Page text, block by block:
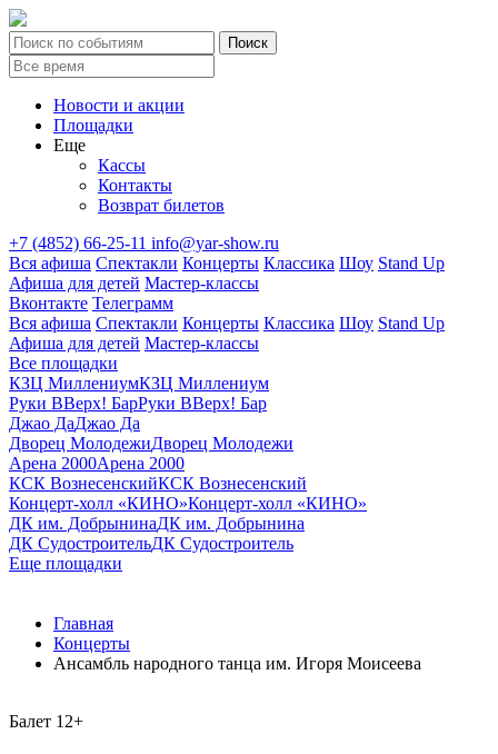
Новости и акции
Площадки
Еще
Кассы
Контакты
Возврат билетов
+7 (4852) 66-25-11 info@yar-show.ru
Вся афиша Спектакли Концерты Классика Шоу Stand Up
Афиша для детей Мастер-классы
Вконтакте Телеграмм
Вся афиша Спектакли Концерты Классика Шоу Stand Up
Афиша для детей Мастер-классы
Все площадки
КЗЦ МиллениумКЗЦ Миллениум
Руки ВВерх! БарРуки ВВерх! Бар
Джао ДаДжао Да
Дворец МолодежиДворец Молодежи
Арена 2000Арена 2000
КСК ВознесенскийКСК Вознесенский
Концерт-холл «КИНО»Концерт-холл «КИНО»
ДК им. ДобрынинаДК им. Добрынина
ДК СудостроительДК Судостроитель
Еще площадки
Главная
Концерты
Ансамбль народного танца им. Игоря Моисеева
Балет 12+